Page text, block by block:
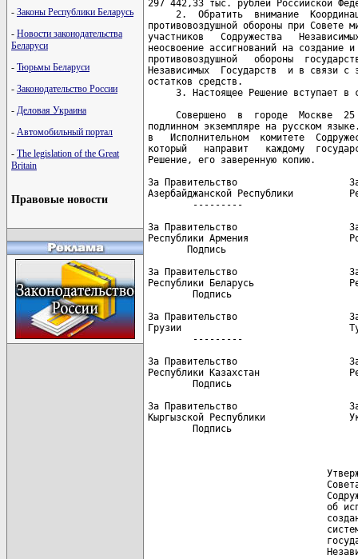
- Законы Республики Беларусь
- Новости законодательства
Беларуси
- Тюрьмы Беларуси
- Законодательство России
- Деловая Украина
- Автомобильный портал
- The legislation of the Great
Britain
Правовые новости